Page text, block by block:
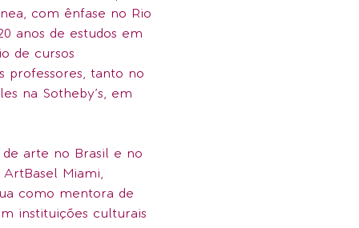
com ênfase no Rio
anos de estudos em
de cursos
professores, tanto no
na Sotheby’s, em
arte no Brasil e no
Miami,
como mentora de
instituições culturais